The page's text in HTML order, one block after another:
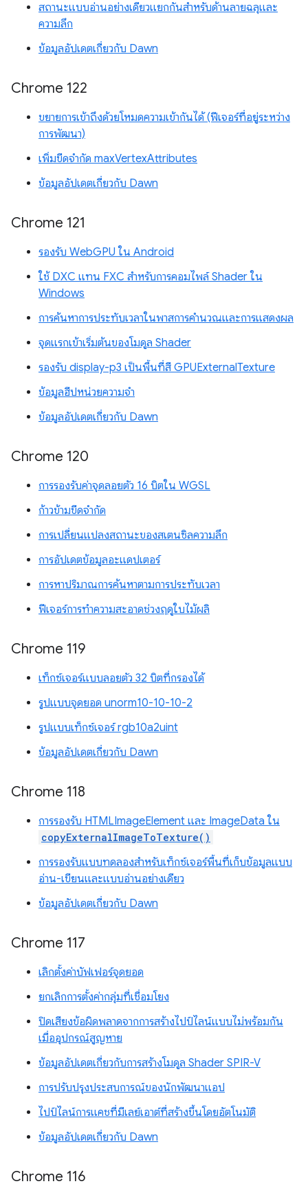
สถานะแบบอ่านอย่างเดียวแยกกันสำหรับด้านลายฉลุและ
ความลึก
ข้อมูลอัปเดตเกี่ยวกับ Dawn
Chrome 122
ขยายการเข้าถึงด้วยโหมดความเข้ากันได้ (ฟีเจอร์ที่อยู่ระหว่าง
การพัฒนา)
เพิ่มขีดจำกัด maxVertexAttributes
ข้อมูลอัปเดตเกี่ยวกับ Dawn
Chrome 121
รองรับ WebGPU ใน Android
ใช้ DXC แทน FXC สำหรับการคอมไพล์ Shader ใน
Windows
การค้นหาการประทับเวลาในพาสการคำนวณและการแสดงผล
จุดแรกเข้าเริ่มต้นของโมดูล Shader
รองรับ display-p3 เป็นพื้นที่สี GPUExternalTexture
ข้อมูลฮีปหน่วยความจำ
ข้อมูลอัปเดตเกี่ยวกับ Dawn
Chrome 120
การรองรับค่าจุดลอยตัว 16 บิตใน WGSL
ก้าวข้ามขีดจำกัด
การเปลี่ยนแปลงสถานะของสเตนซิลความลึก
การอัปเดตข้อมูลอะแดปเตอร์
การหาปริมาณการค้นหาตามการประทับเวลา
ฟีเจอร์การทำความสะอาดช่วงฤดูใบไม้ผลิ
Chrome 119
เท็กซ์เจอร์แบบลอยตัว 32 บิตที่กรองได้
รูปแบบจุดยอด unorm10-10-10-2
รูปแบบเท็กซ์เจอร์ rgb10a2uint
ข้อมูลอัปเดตเกี่ยวกับ Dawn
Chrome 118
การรองรับ HTMLImageElement และ ImageData ใน
copyExternalImageToTexture()
การรองรับแบบทดลองสำหรับเท็กซ์เจอร์พื้นที่เก็บข้อมูลแบบ
อ่าน-เขียนและแบบอ่านอย่างเดียว
ข้อมูลอัปเดตเกี่ยวกับ Dawn
Chrome 117
เลิกตั้งค่าบัฟเฟอร์จุดยอด
ยกเลิกการตั้งค่ากลุ่มที่เชื่อมโยง
ปิดเสียงข้อผิดพลาดจากการสร้างไปป์ไลน์แบบไม่พร้อมกัน
เมื่ออุปกรณ์สูญหาย
ข้อมูลอัปเดตเกี่ยวกับการสร้างโมดูล Shader SPIR-V
การปรับปรุงประสบการณ์ของนักพัฒนาแอป
ไปป์ไลน์การแคชที่มีเลย์เอาต์ที่สร้างขึ้นโดยอัตโนมัติ
ข้อมูลอัปเดตเกี่ยวกับ Dawn
Chrome 116